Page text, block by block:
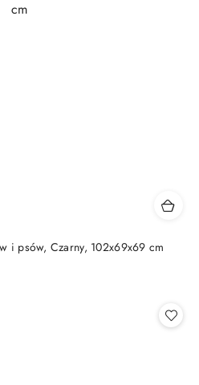
i psów, Czarny, 102x69x69 cm